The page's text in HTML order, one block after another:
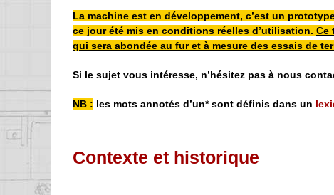
La machine est en développement, c’est un
ce jour été mis en conditions réelles d’utilisation. Ce
qui sera abondée au fur et à mesure des essais de
Si le sujet vous intéresse, n’hésitez pas à nous
NB : les mots annotés d’un* sont définis dans un
Contexte et historique